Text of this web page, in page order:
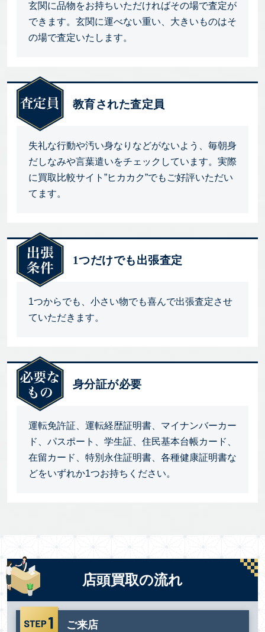
玄関に品物をお持ちいただければその場で査定が
できます。玄関に運べない重い、大きいものはそ
の場で査定いたします。
教育された査定員
失礼な行動や汚い身なりなどがないよう、毎朝身
だしなみや言葉遣いをチェックしています。実際
に買取比較サイト”ヒカカク”でもご好評いただい
てます。
1つだけでも出張査定
1つからでも、小さい物でも喜んで出張査定させ
ていただきます。
身分証が必要
運転免許証、運転経歴証明書、マイナンバーカー
ド、パスポート、学生証、住民基本台帳カード、
在留カード、特別永住証明書、各種健康証明書な
どをいずれか1つお持ちください。
店頭買取の流れ
ご来店